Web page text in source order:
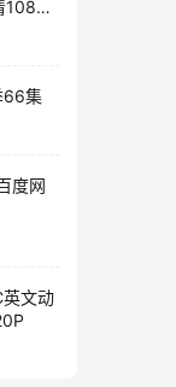
盘下
66集
度网
文动